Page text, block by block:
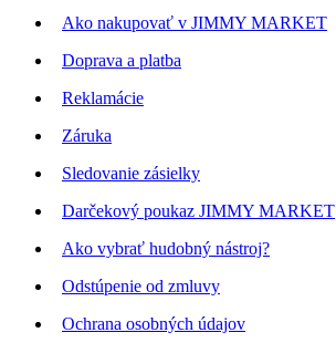
Ako nakupovať v JIMMY MARKET
Doprava a platba
Reklamácie
Záruka
Sledovanie zásielky
Darčekový poukaz JIMMY MARKET
Ako vybrať hudobný nástroj?
Odstúpenie od zmluvy
Ochrana osobných údajov